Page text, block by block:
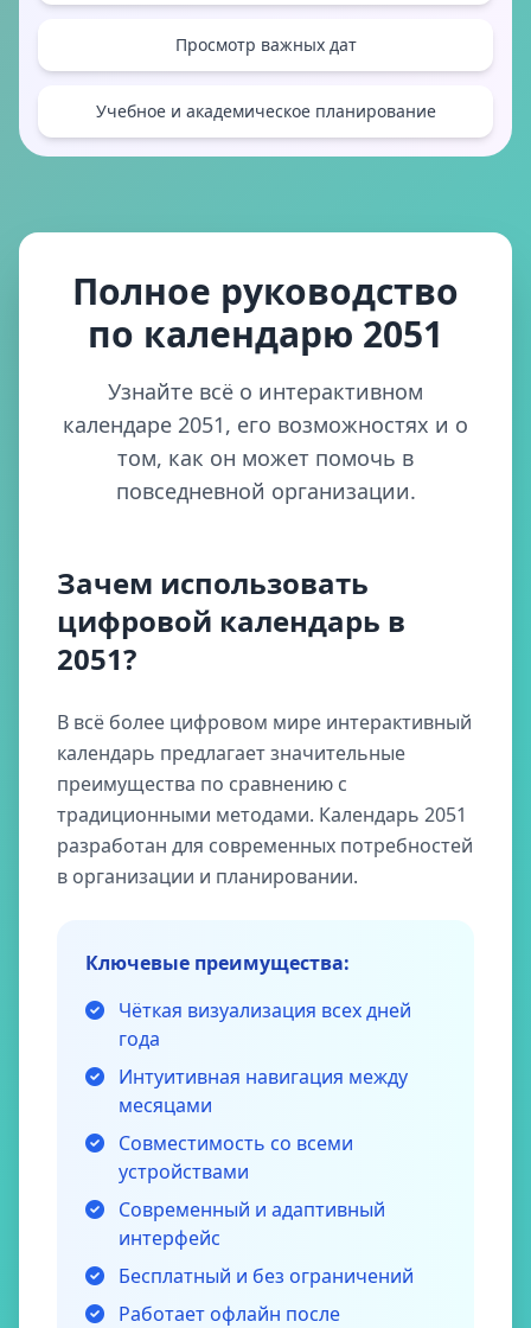
Просмотр важных дат
Учебное и академическое планирование
Полное руководство
по календарю 2051
Узнайте всё о интерактивном
календаре 2051, его возможностях и о
том, как он может помочь в
повседневной организации.
Зачем использовать
цифровой календарь в
2051?
В всё более цифровом мире интерактивный
календарь предлагает значительные
преимущества по сравнению с
традиционными методами. Календарь 2051
разработан для современных потребностей
в организации и планировании.
Ключевые преимущества:
Чёткая визуализация всех дней
года
Интуитивная навигация между
месяцами
Совместимость со всеми
устройствами
Современный и адаптивный
интерфейс
Бесплатный и без ограничений
Работает офлайн после